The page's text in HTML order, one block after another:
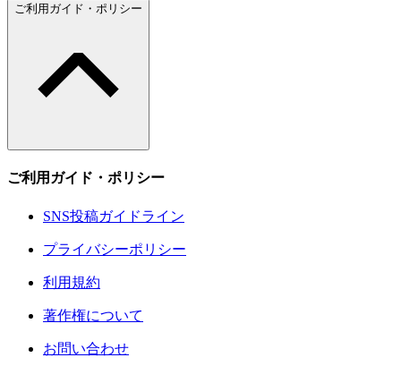
ご利用ガイド・ポリシー
ご利用ガイド・ポリシー
SNS投稿ガイドライン
プライバシーポリシー
利用規約
著作権について
お問い合わせ